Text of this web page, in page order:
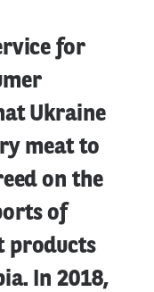
for
Ukraine
meat to
on the
of
products
In 2018,